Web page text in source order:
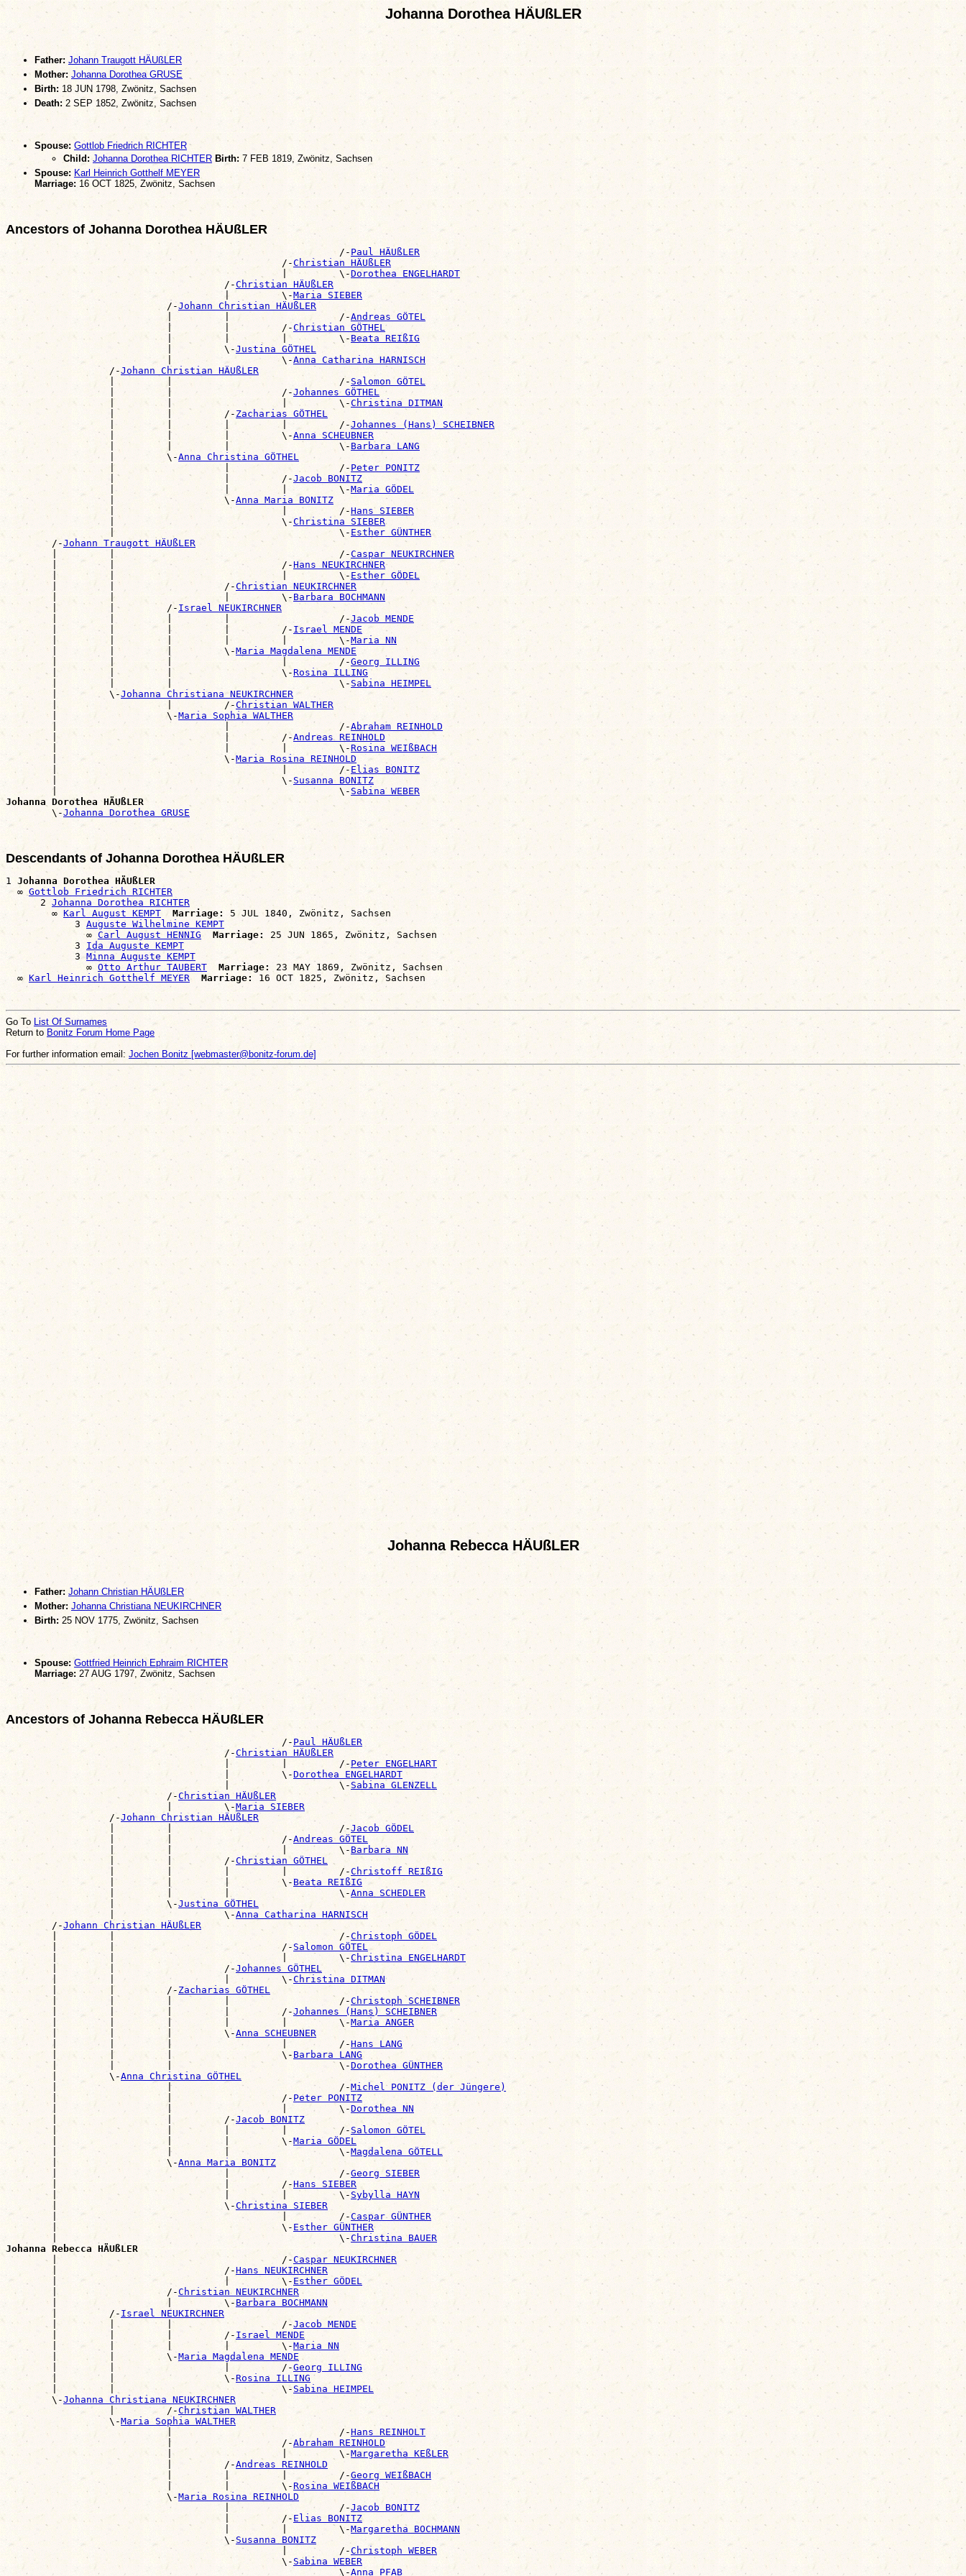
Johanna Dorothea HÄUßLER
Father: Johann Traugott HÄUßLER
Mother: Johanna Dorothea GRUSE
Birth: 18 JUN 1798, Zwönitz, Sachsen
Death: 2 SEP 1852, Zwönitz, Sachsen
Spouse: Gottlob Friedrich RICHTER
Child: Johanna Dorothea RICHTER Birth: 7 FEB 1819, Zwönitz, Sachsen
Spouse: Karl Heinrich Gotthelf MEYER
Marriage: 16 OCT 1825, Zwönitz, Sachsen
Ancestors of Johanna Dorothea HÄUßLER
                                                          /-
Paul HÄUßLER
                                                /-
Christian HÄUßLER
                                                |         \-
Dorothea ENGELHARDT
                                      /-
Christian HÄUßLER
                                      |         \-
Maria SIEBER
                            /-
Johann Christian HÄUßLER
                            |         |                   /-
Andreas GÖTEL
                            |         |         /-
Christian GÖTHEL
                            |         |         |         \-
Beata REIßIG
                            |         \-
Justina GÖTHEL
                            |                   \-
Anna Catharina HARNISCH
                  /-
Johann Christian HÄUßLER
                  |         |                             /-
Salomon GÖTEL
                  |         |                   /-
Johannes GÖTHEL
                  |         |                   |         \-
Christina DITMAN
                  |         |         /-
Zacharias GÖTHEL
                  |         |         |         |         /-
Johannes (Hans) SCHEIBNER
                  |         |         |         \-
Anna SCHEUBNER
                  |         |         |                   \-
Barbara LANG
                  |         \-
Anna Christina GÖTHEL
                  |                   |                   /-
Peter PONITZ
                  |                   |         /-
Jacob BONITZ
                  |                   |         |         \-
Maria GÖDEL
                  |                   \-
Anna Maria BONITZ
                  |                             |         /-
Hans SIEBER
                  |                             \-
Christina SIEBER
                  |                                       \-
Esther GÜNTHER
        /-
Johann Traugott HÄUßLER
        |         |                                       /-
Caspar NEUKIRCHNER
        |         |                             /-
Hans NEUKIRCHNER
        |         |                             |         \-
Esther GÖDEL
        |         |                   /-
Christian NEUKIRCHNER
        |         |                   |         \-
Barbara BOCHMANN
        |         |         /-
Israel NEUKIRCHNER
        |         |         |         |                   /-
Jacob MENDE
        |         |         |         |         /-
Israel MENDE
        |         |         |         |         |         \-
Maria NN
        |         |         |         \-
Maria Magdalena MENDE
        |         |         |                   |         /-
Georg ILLING
        |         |         |                   \-
Rosina ILLING
        |         |         |                             \-
Sabina HEIMPEL
        |         \-
Johanna Christiana NEUKIRCHNER
        |                   |         /-
Christian WALTHER
        |                   \-
Maria Sophia WALTHER
        |                             |                   /-
Abraham REINHOLD
        |                             |         /-
Andreas REINHOLD
        |                             |         |         \-
Rosina WEIßBACH
        |                             \-
Maria Rosina REINHOLD
        |                                       |         /-
Elias BONITZ
        |                                       \-
Susanna BONITZ
        |                                                 \-
Sabina WEBER
Johanna Dorothea HÄUßLER
\-Johanna Dorothea GRUSE
Descendants of Johanna Dorothea HÄUßLER
1 Johanna Dorothea HÄUßLER
  ∞
Gottlob Friedrich RICHTER
      2
Johanna Dorothea RICHTER
        ∞
Karl August KEMPT Marriage:
5 JUL 1840, Zwönitz, Sachsen
            3
Auguste Wilhelmine KEMPT
              ∞
Carl August HENNIG Marriage:
25 JUN 1865, Zwönitz, Sachsen
            3
Ida Auguste KEMPT
            3
Minna Auguste KEMPT
              ∞
Otto Arthur TAUBERT Marriage:
23 MAY 1869, Zwönitz, Sachsen
  ∞
Karl Heinrich Gotthelf MEYER Marriage:
Go To
List Of Surnames
Return to Bonitz Forum Home Page
For further information email: Jochen Bonitz [webmaster@bonitz-forum.de]
Johanna Rebecca HÄUßLER
Father: Johann Christian HÄUßLER
Mother: Johanna Christiana NEUKIRCHNER
Birth: 25 NOV 1775, Zwönitz, Sachsen
Spouse: Gottfried Heinrich Ephraim RICHTER
Marriage: 27 AUG 1797, Zwönitz, Sachsen
Ancestors of Johanna Rebecca HÄUßLER
                                                /-
Paul HÄUßLER
                                      /-
Christian HÄUßLER
                                      |         |         /-
Peter ENGELHART
                                      |         \-
Dorothea ENGELHARDT
                                      |                   \-
Sabina GLENZELL
                            /-
Christian HÄUßLER
                            |         \-
Maria SIEBER
                  /-
Johann Christian HÄUßLER
                  |         |                             /-
Jacob GÖDEL
                  |         |                   /-
Andreas GÖTEL
                  |         |                   |         \-
Barbara NN
                  |         |         /-
Christian GÖTHEL
                  |         |         |         |         /-
Christoff REIßIG
                  |         |         |         \-
Beata REIßIG
                  |         |         |                   \-
Anna SCHEDLER
                  |         \-
Justina GÖTHEL
                  |                   \-
Anna Catharina HARNISCH
        /-
Johann Christian HÄUßLER
        |         |                                       /-
Christoph GÖDEL
        |         |                             /-
Salomon GÖTEL
        |         |                             |         \-
Christina ENGELHARDT
        |         |                   /-
Johannes GÖTHEL
        |         |                   |         \-
Christina DITMAN
        |         |         /-
Zacharias GÖTHEL
        |         |         |         |                   /-
Christoph SCHEIBNER
        |         |         |         |         /-
Johannes (Hans) SCHEIBNER
        |         |         |         |         |         \-
Maria ANGER
        |         |         |         \-
Anna SCHEUBNER
        |         |         |                   |         /-
Hans LANG
        |         |         |                   \-
Barbara LANG
        |         |         |                             \-
Dorothea GÜNTHER
        |         \-
Anna Christina GÖTHEL
        |                   |                             /-
Michel PONITZ (der Jüngere)
        |                   |                   /-
Peter PONITZ
        |                   |                   |         \-
Dorothea NN
        |                   |         /-
Jacob BONITZ
        |                   |         |         |         /-
Salomon GÖTEL
        |                   |         |         \-
Maria GÖDEL
        |                   |         |                   \-
Magdalena GÖTELL
        |                   \-
Anna Maria BONITZ
        |                             |                   /-
Georg SIEBER
        |                             |         /-
Hans SIEBER
        |                             |         |         \-
Sybylla HAYN
        |                             \-
Christina SIEBER
        |                                       |         /-
Caspar GÜNTHER
        |                                       \-
Esther GÜNTHER
        |                                                 \-
Christina BAUER
Johanna Rebecca HÄUßLER
|                                       /-Caspar NEUKIRCHNER
        |                             /-
Hans NEUKIRCHNER
        |                             |         \-
Esther GÖDEL
        |                   /-
Christian NEUKIRCHNER
        |                   |         \-
Barbara BOCHMANN
        |         /-
Israel NEUKIRCHNER
        |         |         |                   /-
Jacob MENDE
        |         |         |         /-
Israel MENDE
        |         |         |         |         \-
Maria NN
        |         |         \-
Maria Magdalena MENDE
        |         |                   |         /-
Georg ILLING
        |         |                   \-
Rosina ILLING
        |         |                             \-
Sabina HEIMPEL
        \-
Johanna Christiana NEUKIRCHNER
                  |         /-
Christian WALTHER
                  \-
Maria Sophia WALTHER
                            |                             /-
Hans REINHOLT
                            |                   /-
Abraham REINHOLD
                            |                   |         \-
Margaretha KEßLER
                            |         /-
Andreas REINHOLD
                            |         |         |         /-
Georg WEIßBACH
                            |         |         \-
Rosina WEIßBACH
                            \-
Maria Rosina REINHOLD
                                      |                   /-
Jacob BONITZ
                                      |         /-
Elias BONITZ
                                      |         |         \-
Margaretha BOCHMANN
                                      \-
Susanna BONITZ
                                                |         /-
Christoph WEBER
                                                \-
Sabina WEBER
                                                          \-
Anna PFAB